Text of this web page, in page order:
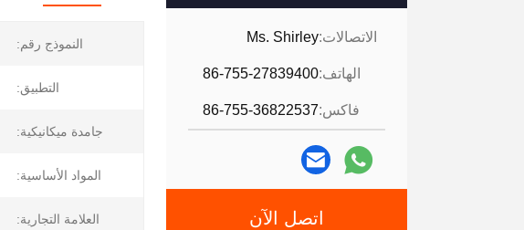
الاتصالات:Ms. Shirley
الهاتف:86-755-27839400
فاكس:86-755-36822537
اتصل الآن
النموذج رقم:
التطبيق:
جامدة ميكانيكية:
المواد الأساسية:
العلامة التجارية: